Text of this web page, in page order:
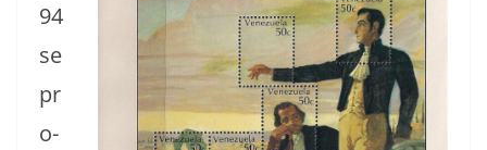
94
se
pr
o­